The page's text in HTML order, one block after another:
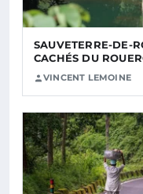
SAUVETERRE-DE-
CACHÉS DU
VINCENT LEMOINE